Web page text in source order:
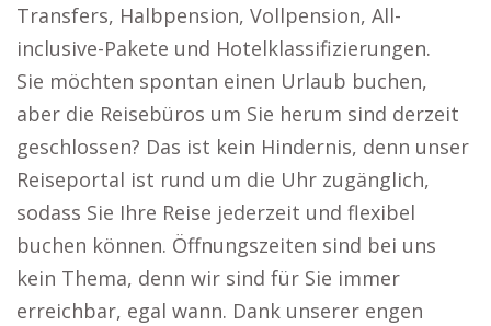
Transfers, Halbpension, Vollpension, All-
inclusive-Pakete und Hotelklassifizierungen.
Sie möchten spontan einen Urlaub buchen,
aber die Reisebüros um Sie herum sind derzeit
geschlossen? Das ist kein Hindernis, denn unser
Reiseportal ist rund um die Uhr zugänglich,
sodass Sie Ihre Reise jederzeit und flexibel
buchen können. Öffnungszeiten sind bei uns
kein Thema, denn wir sind für Sie immer
erreichbar, egal wann. Dank unserer engen